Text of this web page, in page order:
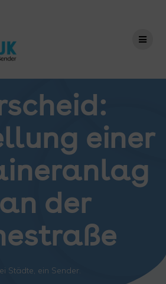
einer
der
Städte, ein Sender.